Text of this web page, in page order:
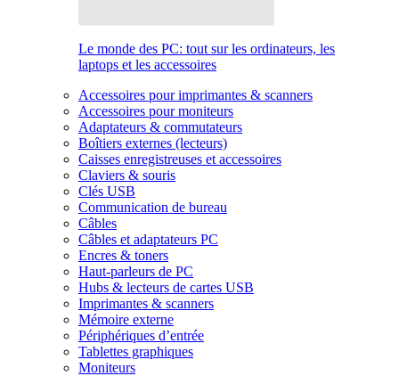
Le monde des PC: tout sur les ordinateurs, les
laptops et les accessoires
Accessoires pour imprimantes & scanners
Accessoires pour moniteurs
Adaptateurs & commutateurs
Boîtiers externes (lecteurs)
Caisses enregistreuses et accessoires
Claviers & souris
Clés USB
Communication de bureau
Câbles
Câbles et adaptateurs PC
Encres & toners
Haut-parleurs de PC
Hubs & lecteurs de cartes USB
Imprimantes & scanners
Mémoire externe
Périphériques d’entrée
Tablettes graphiques
Moniteurs